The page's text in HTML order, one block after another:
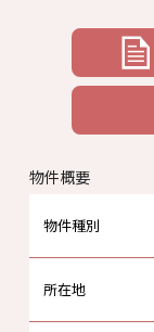
物件概要
物件種別
所在地